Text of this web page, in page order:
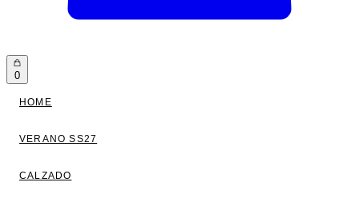
0
HOME
VERANO SS27
CALZADO